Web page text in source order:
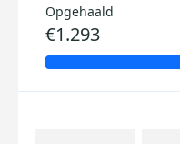
Opgehaald
€1.293